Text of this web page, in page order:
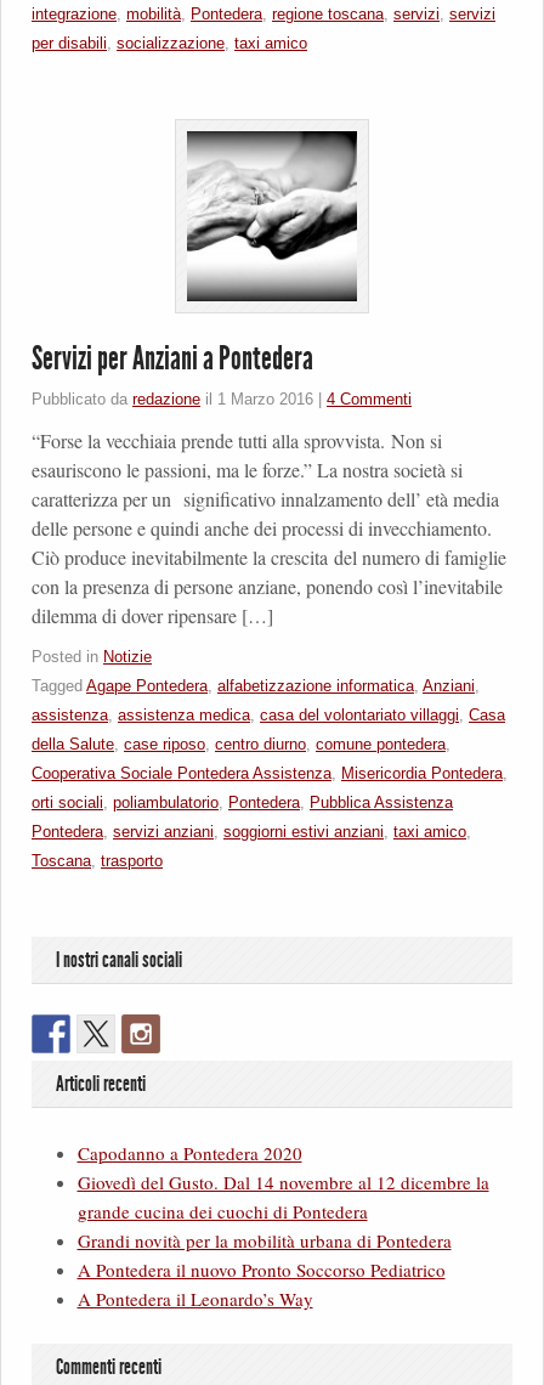
integrazione, mobilità, Pontedera, regione toscana, servizi, servizi
per disabili, socializzazione, taxi amico
Servizi per Anziani a Pontedera
Pubblicato da redazione il 1 Marzo 2016 4 Commenti
“Forse la vecchiaia prende tutti alla sprovvista. Non si
esauriscono le passioni, ma le forze.” La nostra società si
caratterizza per un significativo innalzamento dell’ età media
delle persone e quindi anche dei processi di invecchiamento.
Ciò produce inevitabilmente la crescita del numero di famiglie
con la presenza di persone anziane, ponendo così l’inevitabile
dilemma di dover ripensare […]
Posted in Notizie
Tagged Agape Pontedera, alfabetizzazione informatica, Anziani,
assistenza, assistenza medica, casa del volontariato villaggi, Casa
della Salute, case riposo, centro diurno, comune pontedera,
Cooperativa Sociale Pontedera Assistenza, Misericordia Pontedera,
orti sociali, poliambulatorio, Pontedera, Pubblica Assistenza
Pontedera, servizi anziani, soggiorni estivi anziani, taxi amico,
Toscana, trasporto
I nostri canali sociali
Articoli recenti
Capodanno a Pontedera 2020
Giovedì del Gusto. Dal 14 novembre al 12 dicembre la
grande cucina dei cuochi di Pontedera
Grandi novità per la mobilità urbana di Pontedera
A Pontedera il nuovo Pronto Soccorso Pediatrico
A Pontedera il Leonardo’s Way
Commenti recenti